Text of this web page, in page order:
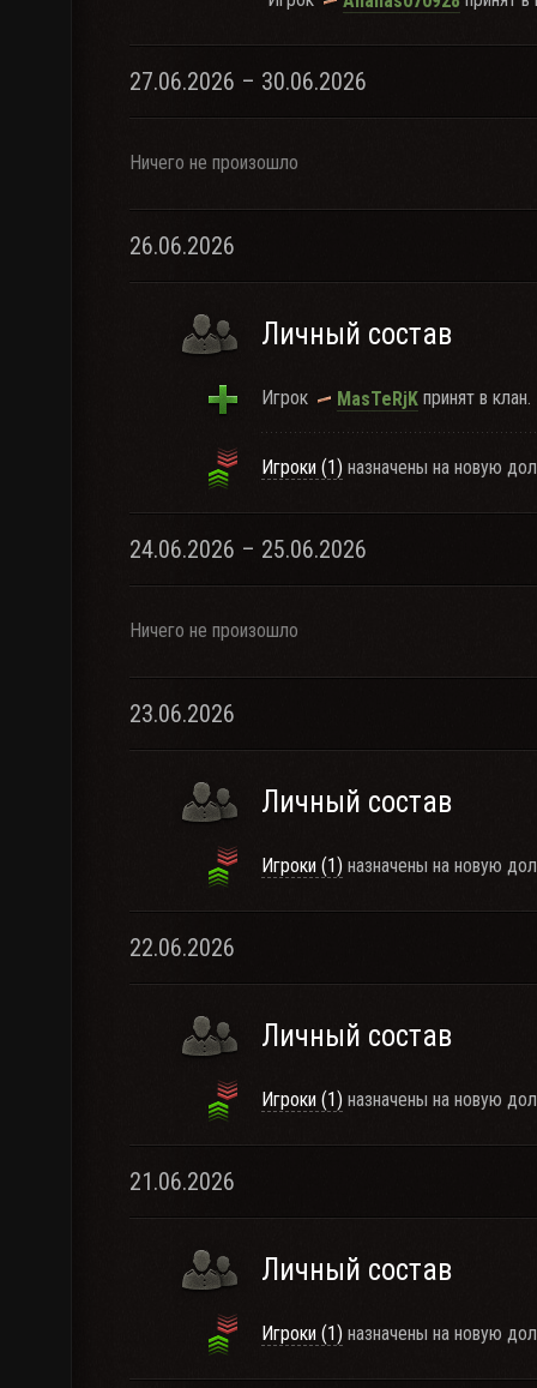
27.06.2026 – 30.06.2026
Ничего не произошло
26.06.2026
Личный состав
Игрок MasTeRjK принят в клан.
Игроки (1) назначены на новую
24.06.2026 – 25.06.2026
Ничего не произошло
23.06.2026
Личный состав
Игроки (1) назначены на новую
22.06.2026
Личный состав
Игроки (1) назначены на новую
21.06.2026
Личный состав
Игроки (1) назначены на новую